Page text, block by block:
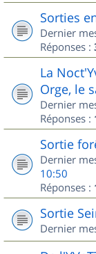
Sorties
Dernier
Réponses :
La
Orge, le
Dernier
Réponses :
Sortie
Dernier
10:50
Réponses :
Sortie
Dernier